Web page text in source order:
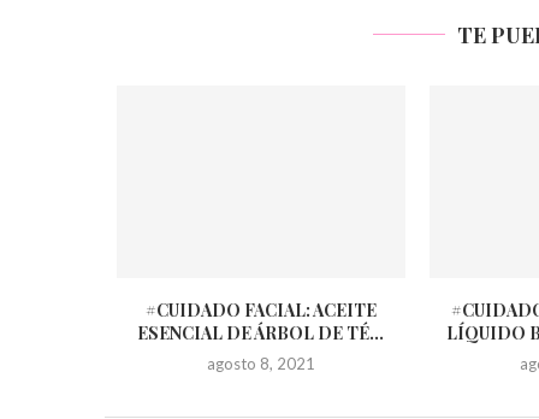
TE
#CUIDADO FACIAL: ACEITE
ESENCIAL DE ÁRBOL DE TÉ...
agosto 8, 2021
LÍQUIDO